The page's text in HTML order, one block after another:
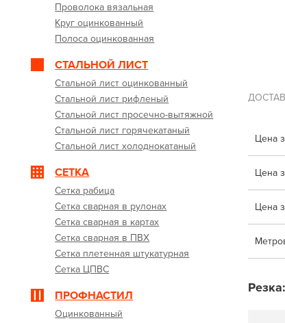
Проволока вязальная
Круг оцинкованный
Полоса оцинкованная
СТАЛЬНОЙ ЛИСТ
Стальной лист оцинкованный
Стальной лист рифленый
Стальной лист просечно-вытяжной
Стальной лист горячекатаный
Стальной лист холоднокатаный
СЕТКА
Сетка рабица
Сетка сварная в рулонах
Сетка сварная в картах
Сетка сварная в ПВХ
Сетка плетенная штукатурная
Сетка ЦПВС
ПРОФНАСТИЛ
Оцинкованный
Цена
Цена
Цена
Резка: